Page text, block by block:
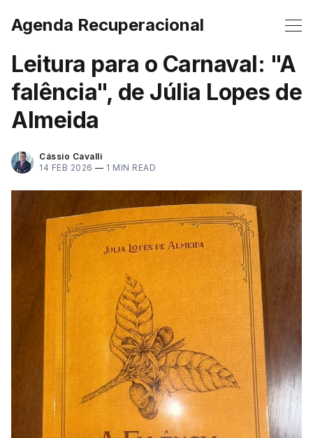
Agenda Recuperacional
Leitura para o Carnaval: "A
falência", de Júlia Lopes de
Almeida
Cássio Cavalli
14 FEB 2026 — 1 MIN READ